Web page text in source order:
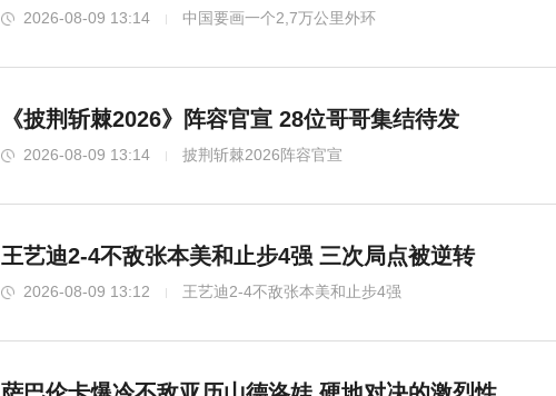
2026-08-09 13:14 中国要画一个2,7万公里外环
《披荆斩棘2026》阵容官宣 28位哥哥集结待发
2026-08-09 13:14 披荆斩棘2026阵容官宣
王艺迪2-4不敌张本美和止步4强 三次局点被逆转
2026-08-09 13:12 王艺迪2-4不敌张本美和止步4强